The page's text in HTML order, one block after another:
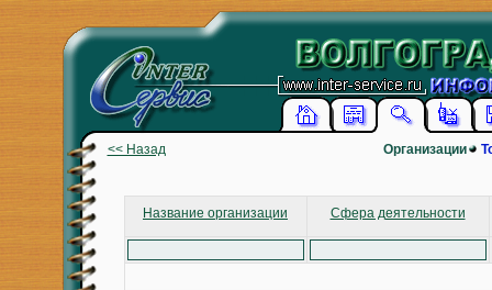
<< Назад Организации
Название организации Сфера деятельности